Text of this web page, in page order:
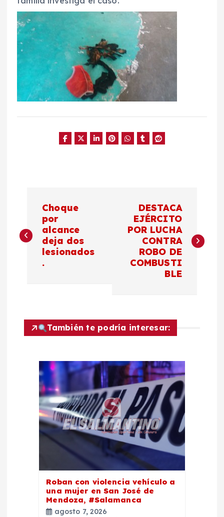
a
v
a
Choque
por
alcance
deja dos
lesionados
.
DESTACA
EJÉRCITO
POR LUCHA
CONTRA
ROBO DE
COMBUSTI
BLE
También te podría interesar:
Roban con violencia vehículo a
una mujer en San José de
Mendoza, #Salamanca
agosto 7, 2026